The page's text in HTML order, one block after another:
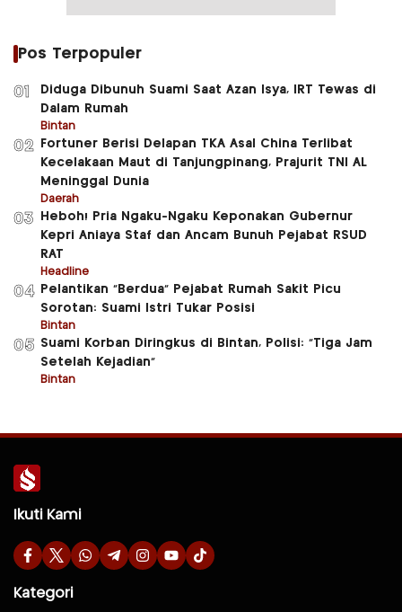
Pos Terpopuler
01
Diduga Dibunuh Suami Saat Azan Isya, IRT Tewas di
Dalam Rumah
Bintan
02
Fortuner Berisi Delapan TKA Asal China Terlibat
Kecelakaan Maut di Tanjungpinang, Prajurit TNI AL
Meninggal Dunia
Daerah
03
Heboh! Pria Ngaku-Ngaku Keponakan Gubernur
Kepri Aniaya Staf dan Ancam Bunuh Pejabat RSUD
RAT
Headline
04
Pelantikan “Berdua” Pejabat Rumah Sakit Picu
Sorotan: Suami Istri Tukar Posisi
Bintan
05 Suami Korban Diringkus di Bintan, Polisi: “Tiga Jam
Setelah Kejadian”
Bintan
Ikuti Kami
Kategori